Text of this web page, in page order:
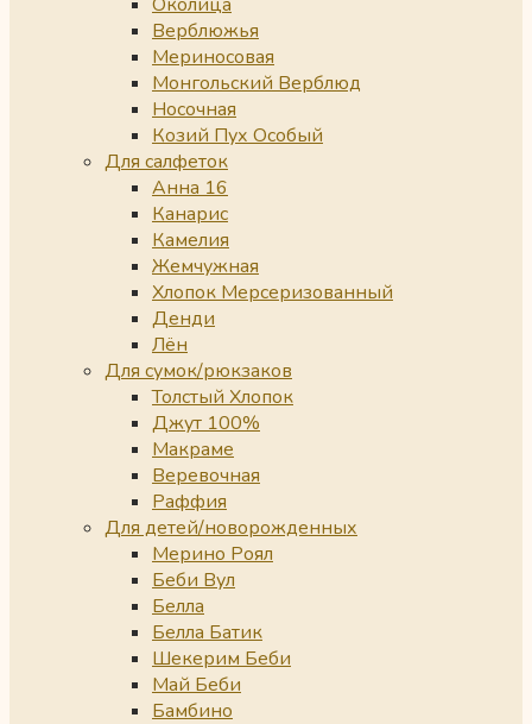
Верблюжья
Мериносовая
Монгольский Верблюд
Носочная
Козий Пух Особый
Для салфеток
Анна 16
Канарис
Камелия
Жемчужная
Хлопок Мерсеризованный
Денди
Лён
Для сумок/рюкзаков
Толстый Хлопок
Джут 100%
Макраме
Веревочная
Раффия
Для детей/новорожденных
Мерино Роял
Беби Вул
Белла
Белла Батик
Шекерим Беби
Май Беби
Бамбино